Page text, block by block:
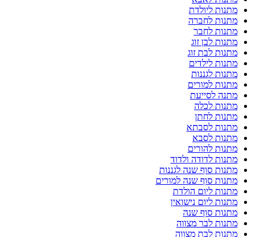
מתנות ליולדת
מתנות לחברה
מתנות לחבר
מתנות לבן זוג
מתנות לבת זוג
מתנות לילדים
מתנות לגננות
מתנות למורים
מתנה לסייעת
מתנות לכלה
מתנות לחתן
מתנות לסבתא
מתנות לסבא
מתנות להורים
מתנות לדודה ולדוד
מתנות סוף שנה לגננות
מתנות סוף שנה למורים
מתנות ליום הולדת
מתנות ליום נישואין
מתנות סוף שנה
מתנות לבר מצווה
מתנות לבת מצווה